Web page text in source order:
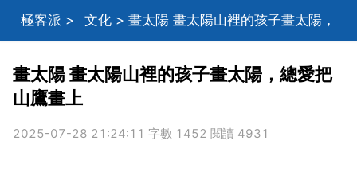
極客派 > 文化 > 畫太陽 畫太陽山裡的孩子畫太陽，
畫太陽 畫太陽山裡的孩子畫太陽，總愛把
山鷹畫上
2025-07-28 21:24:11 字數 1452 閱讀 4931